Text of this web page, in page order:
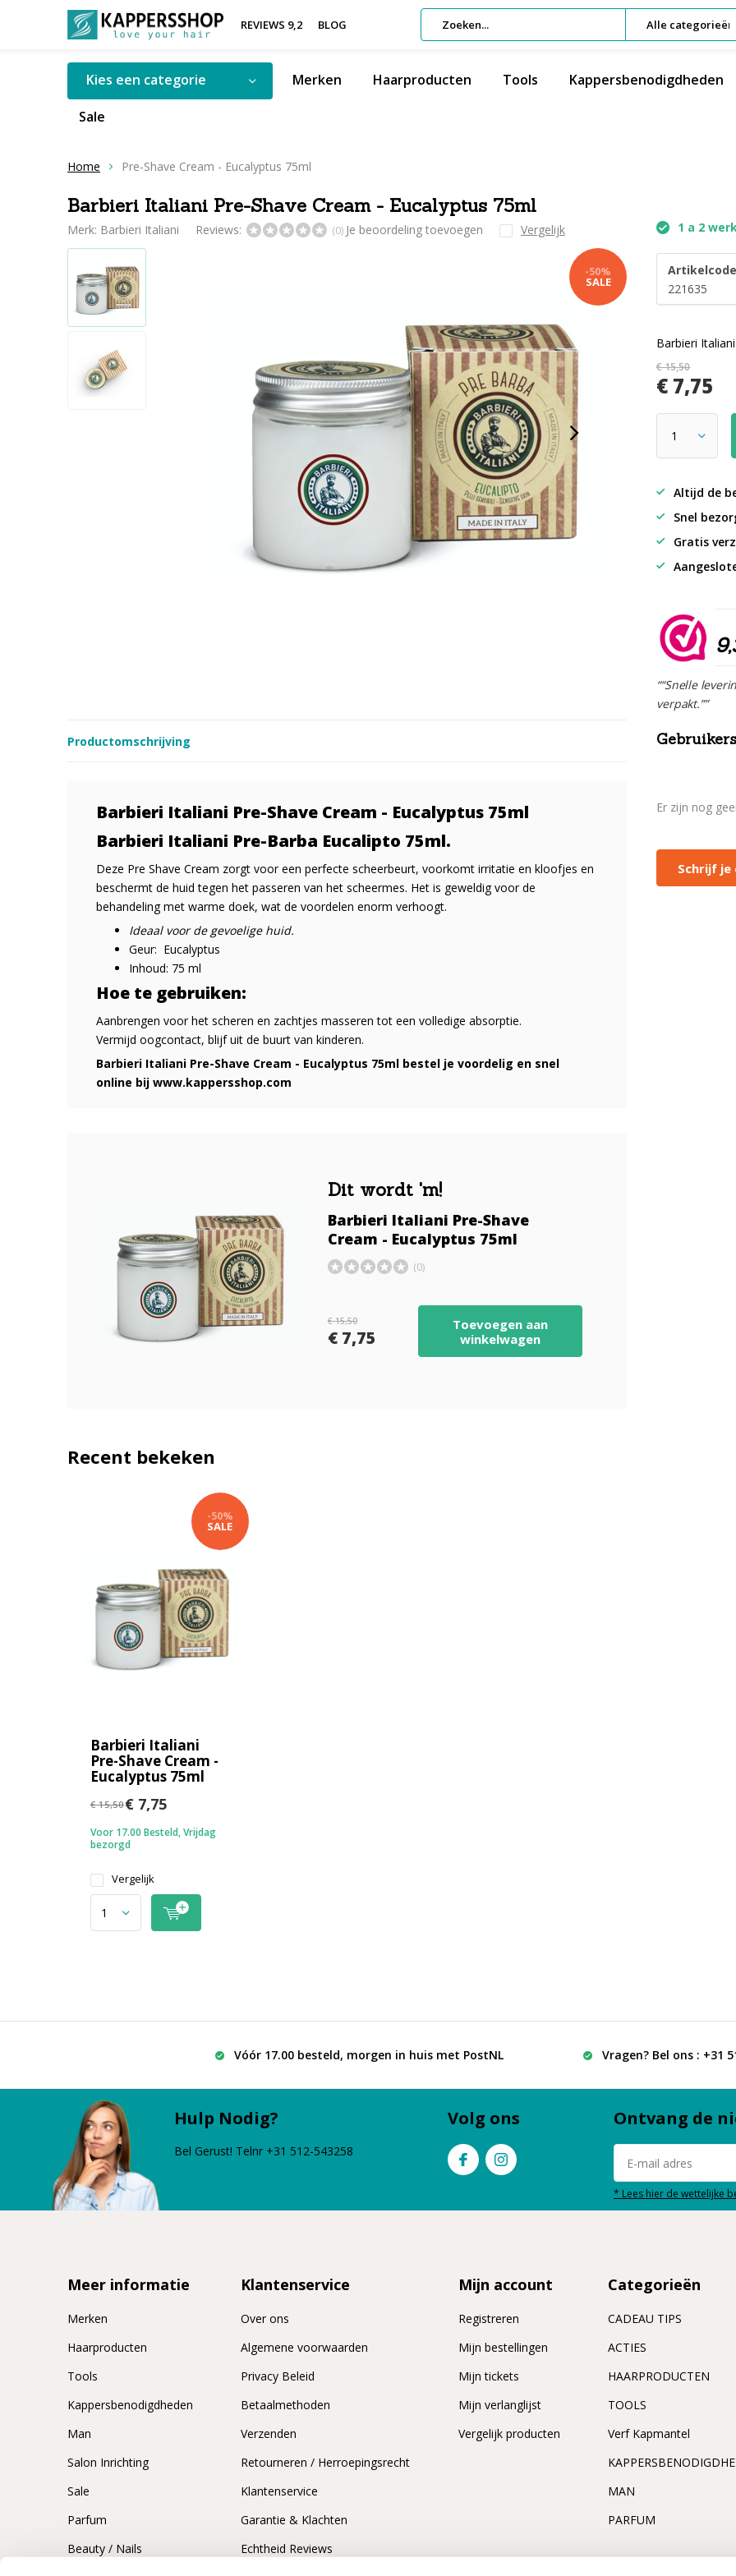
REVIEWS 9,2 BLOG Alle categorieën
Kies een categorie Merken Haarproducten Tools Kappersbenodigdheden
Sale
Home Pre-Shave Cream - Eucalyptus 75ml
Barbieri Italiani Pre-Shave Cream - Eucalyptus 75ml
Merk: Barbieri Italiani Reviews: (0) Je beoordeling toevoegen Vergelijk
-50%
SALE
1 a 2
221635
Barbieri
€ 15,50
€ 7,75
Altijd de
Snel
Gratis
““Snelle
verpakt.””
Productomschrijving
Barbieri Italiani Pre-Shave Cream - Eucalyptus 75ml
Barbieri Italiani Pre-Barba Eucalipto 75ml.
Deze Pre Shave Cream zorgt voor een perfecte scheerbeurt, voorkomt irritatie en kloofjes en
beschermt de huid tegen het passeren van het scheermes. Het is geweldig voor de
behandeling met warme doek, wat de voordelen enorm verhoogt.
Ideaal voor de gevoelige huid.
Geur: Eucalyptus
Inhoud: 75 ml
Hoe te gebruiken:
Aanbrengen voor het scheren en zachtjes masseren tot een volledige absorptie.
Vermijd oogcontact, blijf uit de buurt van kinderen.
Barbieri Italiani Pre-Shave Cream - Eucalyptus 75ml bestel je voordelig en snel
online bij www.kappersshop.com
Dit wordt 'm!
Barbieri Italiani Pre-Shave
Cream - Eucalyptus 75ml
(0)
€ 15,50
€ 7,75
Toevoegen aan
winkelwagen
Er zijn nog
Schrijf
Recent bekeken
Barbieri Italiani
Pre-Shave Cream -
Eucalyptus 75ml
-50%
SALE
€ 15,50€ 7,75
Voor 17.00 Besteld, Vrijdag
bezorgd
Vergelijk
Vóór 17.00 besteld, morgen in huis met PostNL Vragen? Bel ons : +31
Hulp Nodig?
Bel Gerust! Telnr +31 512-543258
Volg ons Ontvang de
* Lees hier de wettelijke
Meer informatie
Merken
Haarproducten
Tools
Kappersbenodigdheden
Man
Salon Inrichting
Sale
Parfum
Beauty / Nails
Klantenservice
Over ons
Algemene voorwaarden
Privacy Beleid
Betaalmethoden
Verzenden
Retourneren / Herroepingsrecht
Klantenservice
Garantie & Klachten
Echtheid Reviews
Mijn account
Registreren
Mijn bestellingen
Mijn tickets
Mijn verlanglijst
Vergelijk producten
Categorieën
CADEAU TIPS
ACTIES
HAARPRODUCTEN
TOOLS
Verf Kapmantel
MAN
PARFUM